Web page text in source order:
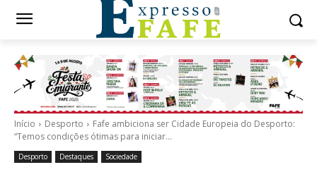
Início Desporto
Fafe ambiciona ser Cidade Europeia do Desporto:
“Temos condições ótimas para iniciar...
Desporto Destaques Sociedade